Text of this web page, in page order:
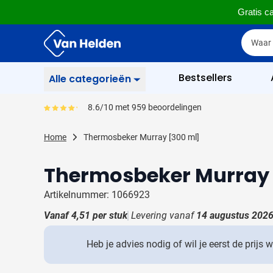
Gratis
Ga naar de inhoud Zoek
Zoek
Alle categorieën
Schrijfwaren
Toon submenu voor
Toon submenu voor
Weggevertjes
Toon submenu voor
Tassen
Toon submenu voor
Gereedschap & Veiligheid
Toon submenu voor
Bestsellers
Gemiddeld reviewpercentage is 86
8.6/10 met 959 beoordelingen
Home Thermosbeker Murray [300 ml]
Thermosbeker
Artikelnummer: 1066923
Vanaf4,51 per stuk Levering vanaf 14 augustus 2026
Heb je advies nodig of wil je eerst de prijs